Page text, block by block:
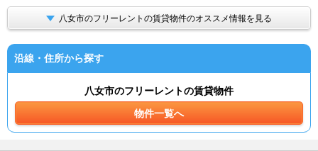
八女市のフリーレントの賃貸物件のオススメ情報を見る
沿線・住所から探す
八女市のフリーレントの賃貸物件
物件一覧へ